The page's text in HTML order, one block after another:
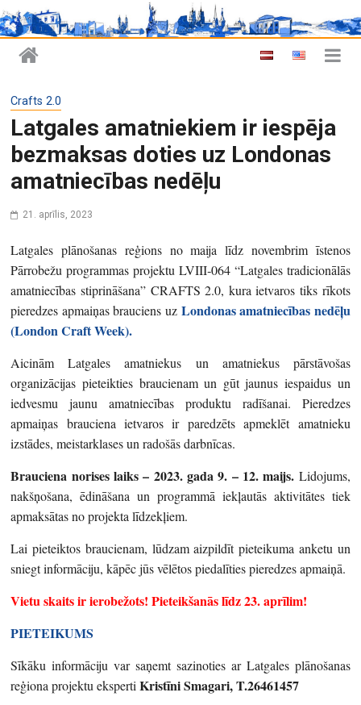
Crafts 2.0
Latgales amatniekiem ir iespēja
bezmaksas doties uz Londonas
amatniecības nedēļu
21. aprīlis, 2023
Latgales plānošanas reģions no maija līdz novembrim īstenos
Pārrobežu programmas projektu LVIII‑064 “Latgales tradicionālās
amatniecības stiprināšana” CRAFTS 2.0, kura ietvaros tiks rīkots
pieredzes apmaiņas brauciens uz Londonas amatniecības nedēļu
(London Craft Week).
Aicinām Latgales amatniekus un amatniekus pārstāvošas
organizācijas pieteikties braucienam un gūt jaunus iespaidus un
iedvesmu jaunu amatniecības produktu radīšanai. Pieredzes
apmaiņas brauciena ietvaros ir paredzēts apmeklēt amatnieku
izstādes, meistarklases un radošās darbnīcas.
Brauciena norises laiks – 2023. gada 9. – 12. maijs. Lidojums,
nakšņošana, ēdināšana un programmā iekļautās aktivitātes tiek
apmaksātas no projekta līdzekļiem.
Lai pieteiktos braucienam, lūdzam aizpildīt pieteikuma anketu un
sniegt informāciju, kāpēc jūs vēlētos piedalīties pieredzes apmaiņā.
Vietu skaits ir ierobežots! Pieteikšanās līdz 23. aprīlim!
PIETEIKUMS
Sīkāku informāciju var saņemt sazinoties ar Latgales plānošanas
reģiona projektu eksperti Kristīni Smagari, T.26461457